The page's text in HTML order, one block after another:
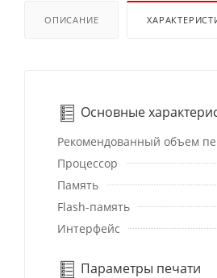
ОПИСАНИЕ
Основные
Рекомендованный объем
Процессор
Память
Flash-память
Интерфейс
Параметры печати